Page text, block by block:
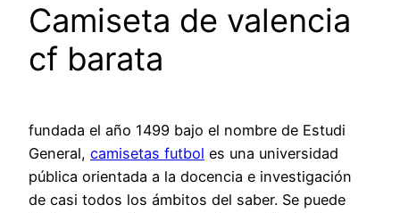
Camiseta de valencia
cf barata
fundada el año 1499 bajo el nombre de Estudi
General, camisetas futbol es una universidad
pública orientada a la docencia e investigación
de casi todos los ámbitos del saber. Se puede